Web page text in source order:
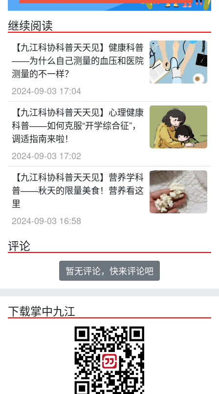
继续阅读
【九江科协科普天天见】健康科普
——为什么自己测量的血压和医院
测量的不一样？
2024-09-03 17:04
【九江科协科普天天见】心理健康
科普——如何克服“开学综合征”，
调适指南来啦！
2024-09-03 17:02
【九江科协科普天天见】营养学科
普——秋天的限量美食！营养看这
里
2024-09-03 16:58
评论
暂无评论，快来评论吧
下载掌中九江